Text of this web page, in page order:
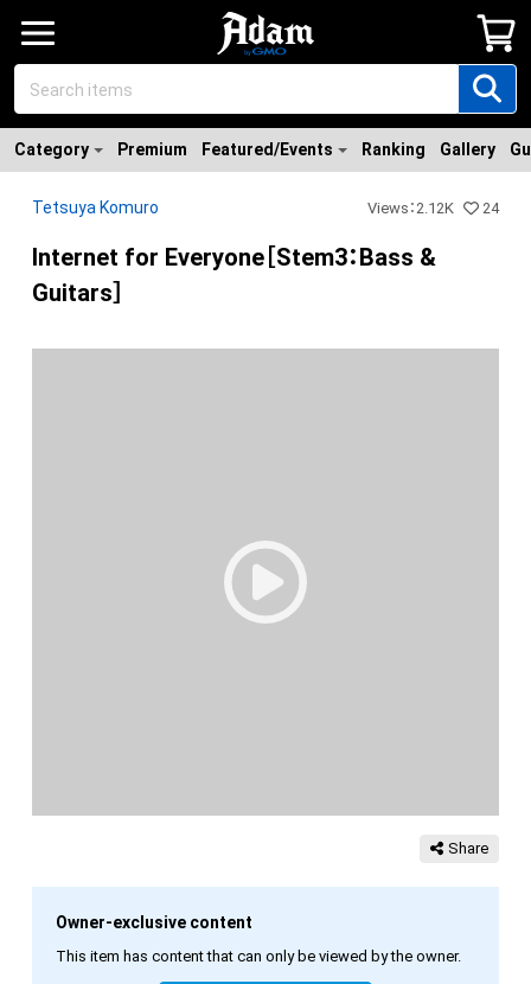
Category Premium Featured/Events Ranking Gallery
Tetsuya Komuro Views ：2.12K 24
Internet for Everyone［Stem3：Bass &
Guitars］
Share
Owner-exclusive content
This item has content that can only be viewed by the owner.